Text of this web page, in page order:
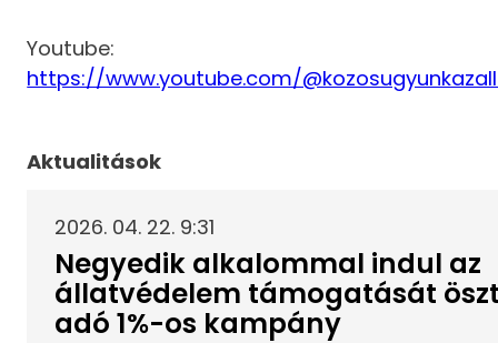
Youtube:
https://www.youtube.com/
Aktualitások
2026. 04. 22. 9:31
Negyedik alkalommal indul az
állatvédelem támogatását
adó 1%-os kampány